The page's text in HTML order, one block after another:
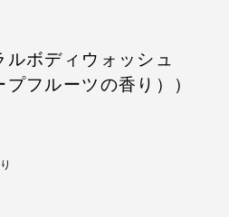
ボディウォッシュ
プフルーツの香り））